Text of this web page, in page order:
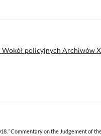
Wokół policyjnych Archiwów X
“Commentary on the Judgement of